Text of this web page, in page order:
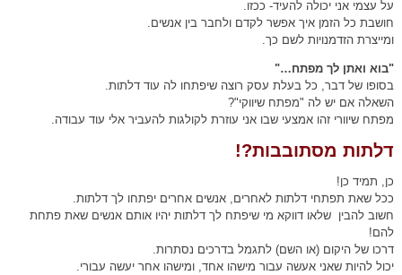
על עצמי אני יכולה להעיד- ככזו.
חושבת כל הזמן איך אפשר לקדם ולחבר בין אנשים.
ומייצרת הזדמנויות לשם כך.
"בוא ואתן לך מפתח…"
בסופו של דבר, כל בעלת עסק רוצה שיפתחו לה עוד דלתות.
השאלה אם יש לה "מפתח שיווקי"?
מפתח שיוורי זהו אמצעי שבו אני עוזרת לקולגות להעביר אלי עוד עבודה.
דלתות מסתובבות?!
כן, תמיד כן!
ככל שאת תפתחי דלתות לאחרים, אנשים אחרים יפתחו לך דלתות.
חשוב להבין שלאו דווקא מי שיפתח לך דלתות יהיו אותם אנשים שאת פתחת
להם!
דרכו של היקום (או השם) לתגמל בדרכים נסתרות.
יכול להיות שאני אעשה עבור מישהו אחד, ומישהו אחר יעשה עבורי.